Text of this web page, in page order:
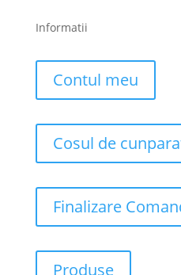
Informatii
Contul meu
Cosul de
Finalizare
Produse